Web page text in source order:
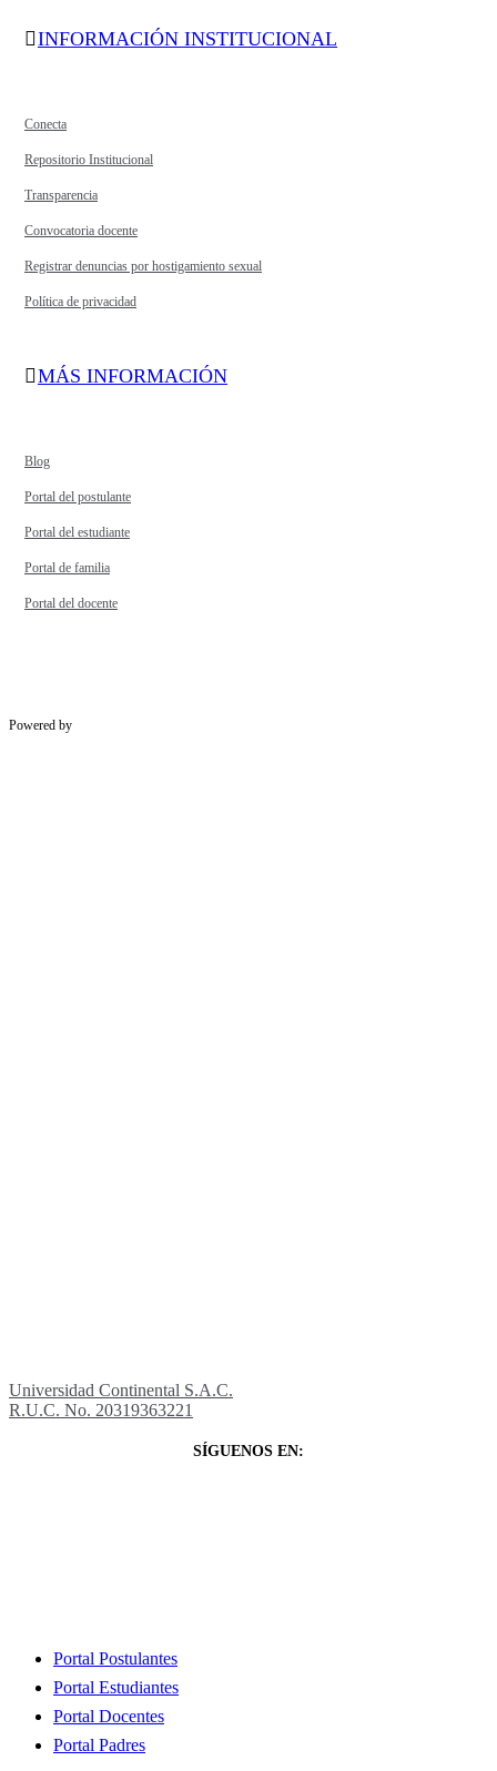
INFORMACIÓN INSTITUCIONAL
Conecta
Repositorio Institucional
Transparencia
Convocatoria docente
Registrar denuncias por hostigamiento sexual
Política de privacidad
MÁS INFORMACIÓN
Blog
Portal del postulante
Portal del estudiante
Portal de familia
Portal del docente
Powered by
Universidad Continental S.A.C.
R.U.C. No. 20319363221
SÍGUENOS EN:
Close
Portal Postulantes
Portal Estudiantes
Portal Docentes
Portal Padres